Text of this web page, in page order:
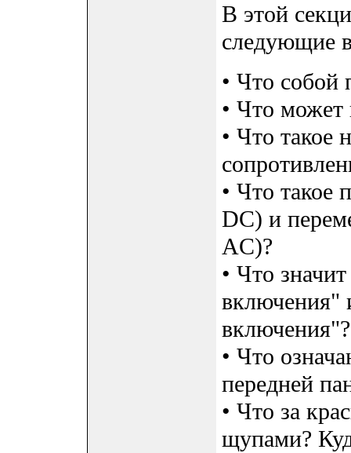
В этой
следующие
• Что собой
• Что может
• Что такое
• Что такое
DC) и
AC)?
• Что
включения"
включения"?
• Что
передней
• Что за
щупами?